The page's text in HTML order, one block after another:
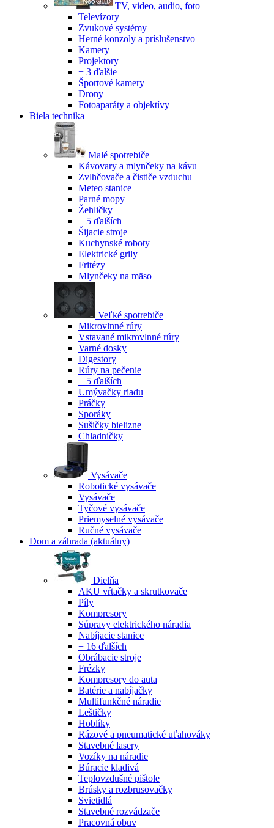
TV, video, audio, foto
Televízory
Zvukové systémy
Herné konzoly a príslušenstvo
Kamery
Projektory
+ 3 ďalšie
Športové kamery
Drony
Fotoaparáty a objektívy
Biela technika
Malé spotrebiče
Kávovary a mlynčeky na kávu
Zvlhčovače a čističe vzduchu
Meteo stanice
Parné mopy
Žehličky
+ 5 ďalších
Šijacie stroje
Kuchynské roboty
Elektrické grily
Fritézy
Mlynčeky na mäso
Veľké spotrebiče
Mikrovlnné rúry
Vstavané mikrovlnné rúry
Varné dosky
Digestory
Rúry na pečenie
+ 5 ďalších
Umývačky riadu
Práčky
Sporáky
Sušičky bielizne
Chladničky
Vysávače
Robotické vysávače
Vysávače
Tyčové vysávače
Priemyselné vysávače
Ručné vysávače
Dom a záhrada (aktuálny)
Dielňa
AKU vŕtačky a skrutkovače
Píly
Kompresory
Súpravy elektrického náradia
Nabíjacie stanice
+ 16 ďalších
Obrábacie stroje
Frézky
Kompresory do auta
Batérie a nabíjačky
Multifunkčné náradie
Leštičky
Hoblíky
Rázové a pneumatické uťahováky
Stavebné lasery
Vozíky na náradie
Búracie kladivá
Teplovzdušné pištole
Brúsky a rozbrusovačky
Svietidlá
Stavebné rozvádzače
Pracovná obuv